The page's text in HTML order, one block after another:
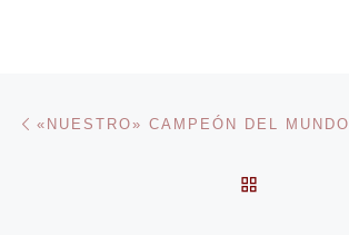
Navegación de entradas
«NUESTRO» CAMPEÓN DEL MUNDO